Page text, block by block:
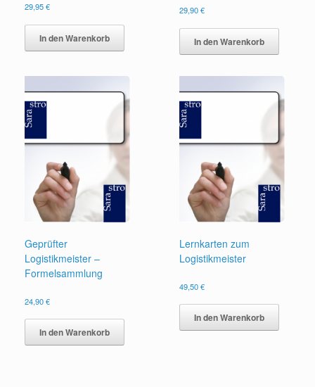
29,95€
In den Warenkorb
29,90€
In den Warenkorb
Geprüfter
Logistikmeister –
Formelsammlung
24,90€
In den Warenkorb
Lernkarten zum
Logistikmeister
49,50€
In den Warenkorb